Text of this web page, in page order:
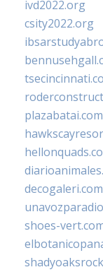
ivd2022.org
csity2022.org
plazabatai.com
decogaleri.com
shoes-